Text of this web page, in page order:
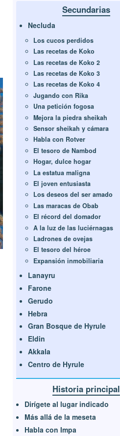
Secundarias
Necluda
Los cucos perdidos
Las recetas de Koko
Las recetas de Koko 2
Las recetas de Koko 3
Las recetas de Koko 4
Jugando con Rika
Una petición fogosa
Mejora la piedra sheikah
Sensor sheikah y cámara
Habla con Rotver
El tesoro de Nambod
Hogar, dulce hogar
La estatua maligna
El joven entusiasta
Los deseos del ser amado
Las maracas de Obab
El récord del domador
A la luz de las luciérnagas
Ladrones de ovejas
El tesoro del héroe
Expansión inmobiliaria
Lanayru
Farone
Gerudo
Hebra
Gran Bosque de Hyrule
Eldin
Akkala
Centro de Hyrule
Historia principal
Dirígete al lugar indicado
Más allá de la meseta
Habla con Impa